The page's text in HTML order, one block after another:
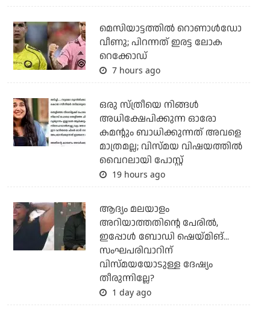
മെസിയാട്ടത്തില്‍ റൊണാള്‍ഡോ
വീണു; പിറന്നത് ഇരട്ട ലോക
റെക്കോഡ്
7 hours ago
ഒരു സ്ത്രീയെ നിങ്ങള്‍
അധിക്ഷേപിക്കുന്ന ഓരോ
കമന്റും ബാധിക്കുന്നത് അവളെ
മാത്രമല്ല; വിസ്മയ വിഷയത്തില്‍
വൈറലായി പോസ്റ്റ്
19 hours ago
ആദ്യം മലയാളം
അറിയാത്തതിന്റെ പേരില്‍,
ഇപ്പോള്‍ ബോഡി ഷെയ്മിങ്...
സംഘപരിവാറിന്
വിസ്മയയോടുള്ള ദേഷ്യം
തീരുന്നില്ലേ?
1 day ago